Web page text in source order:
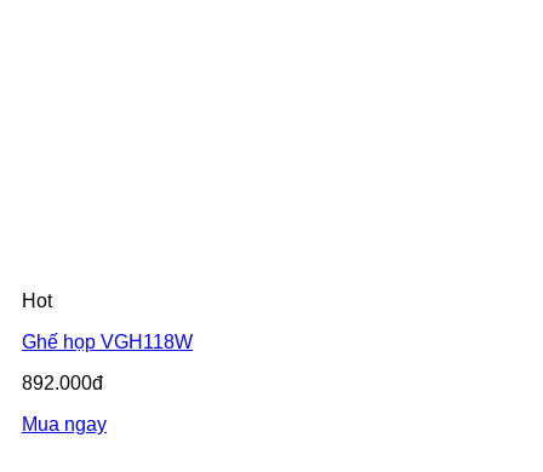
Hot
Ghế họp VGH118W
892.000đ
Mua ngay